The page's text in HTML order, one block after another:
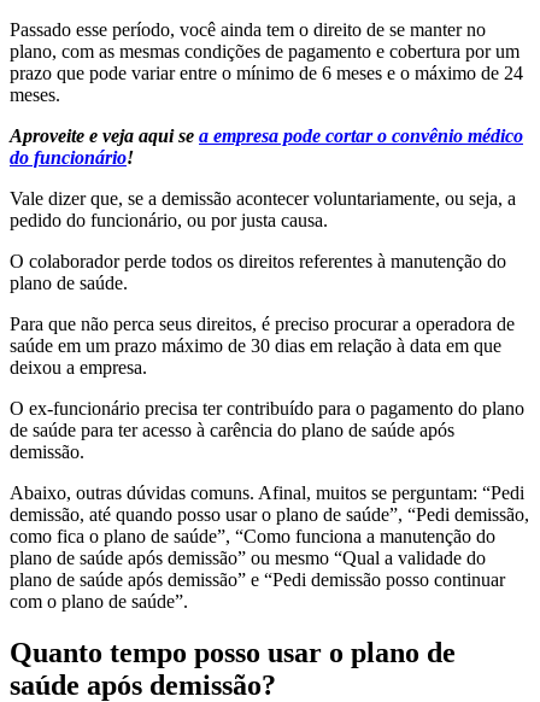
Passado esse período, você ainda tem o direito de se manter no
plano, com as mesmas condições de pagamento e cobertura por um
prazo que pode variar entre o mínimo de 6 meses e o máximo de 24
meses.
Aproveite e veja aqui se a empresa pode cortar o convênio médico
do funcionário!
Vale dizer que, se a demissão acontecer voluntariamente, ou seja, a
pedido do funcionário, ou por justa causa.
O colaborador perde todos os direitos referentes à manutenção do
plano de saúde.
Para que não perca seus direitos, é preciso procurar a operadora de
saúde em um prazo máximo de 30 dias em relação à data em que
deixou a empresa.
O ex-funcionário precisa ter contribuído para o pagamento do plano
de saúde para ter acesso à carência do plano de saúde após
demissão.
Abaixo, outras dúvidas comuns. Afinal, muitos se perguntam: “Pedi
demissão, até quando posso usar o plano de saúde”, “Pedi demissão,
como fica o plano de saúde”, “Como funciona a manutenção do
plano de saúde após demissão” ou mesmo “Qual a validade do
plano de saúde após demissão” e “Pedi demissão posso continuar
com o plano de saúde”.
Quanto tempo posso usar o plano de
saúde após demissão?